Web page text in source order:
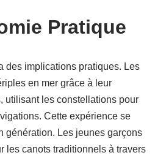
Pratique
des implications pratiques. Les
en mer grâce à leur
utilisant les constellations pour
Cette expérience se
génération. Les jeunes garçons
les canots traditionnels à travers